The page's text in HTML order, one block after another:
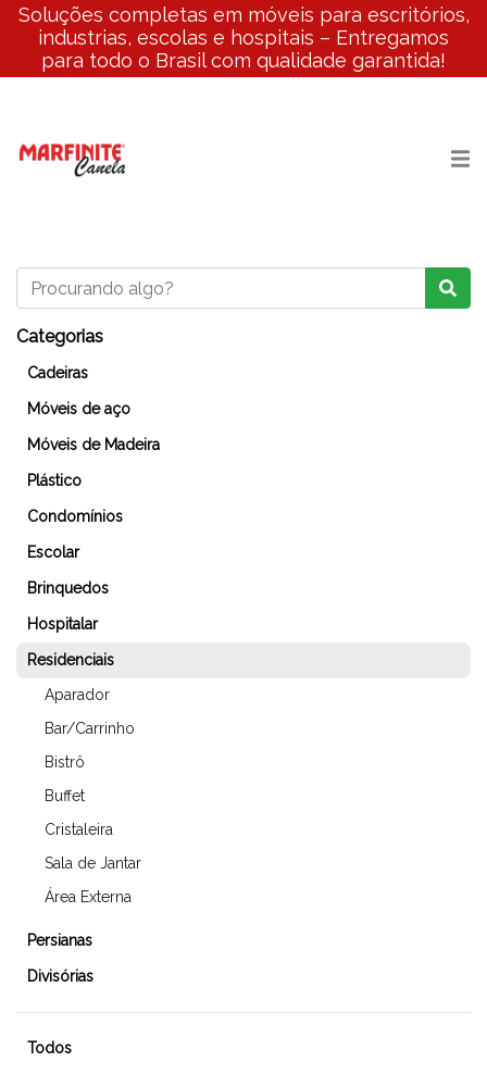
Soluções completas em móveis para escritórios,
industrias, escolas e hospitais – Entregamos
para todo o Brasil com qualidade garantida!
Categorias
Cadeiras
Móveis de aço
Móveis de Madeira
Plástico
Condomínios
Escolar
Brinquedos
Hospitalar
Residenciais
Aparador
Bar/Carrinho
Bistrô
Buffet
Cristaleira
Sala de Jantar
Área Externa
Persianas
Divisórias
Todos